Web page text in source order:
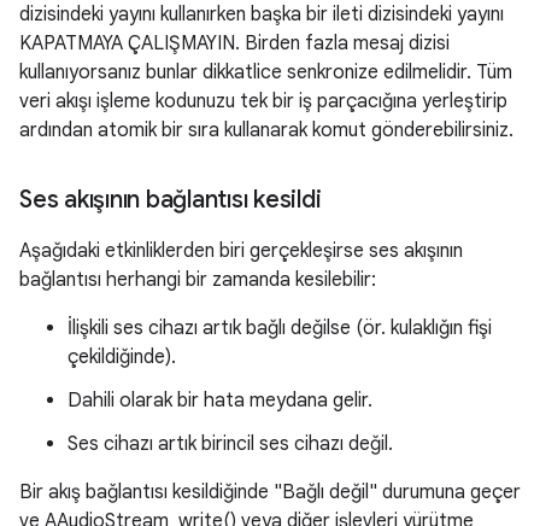
dizisindeki yayını kullanırken başka bir ileti dizisindeki yayını
KAPATMAYA ÇALIŞMAYIN. Birden fazla mesaj dizisi
kullanıyorsanız bunlar dikkatlice senkronize edilmelidir. Tüm
veri akışı işleme kodunuzu tek bir iş parçacığına yerleştirip
ardından atomik bir sıra kullanarak komut gönderebilirsiniz.
Ses akışının bağlantısı kesildi
Aşağıdaki etkinliklerden biri gerçekleşirse ses akışının
bağlantısı herhangi bir zamanda kesilebilir:
İlişkili ses cihazı artık bağlı değilse (ör. kulaklığın fişi
çekildiğinde).
Dahili olarak bir hata meydana gelir.
Ses cihazı artık birincil ses cihazı değil.
Bir akış bağlantısı kesildiğinde "Bağlı değil" durumuna geçer